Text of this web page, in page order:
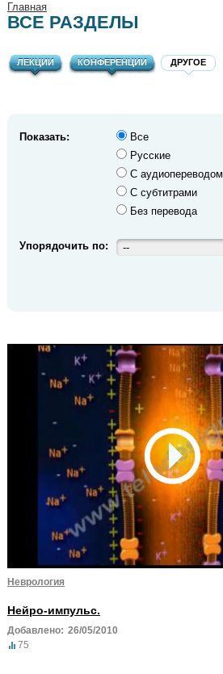
Главная
ВСЕ РАЗДЕЛЫ
ЛЕКЦИИ КОНФЕРЕНЦИИ ДРУГОЕ
Показать:
Все
Русские
С аудиопереводом
С субтитрами
Без перевода
Упорядочить по: --
Неврология
Нейро-импульс.
Добавлено: 26/05/2010
75